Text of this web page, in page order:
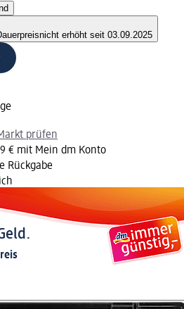
nicht erhöht seit 03.09.2025
prüfen
€ mit Mein dm Konto
Rückgabe